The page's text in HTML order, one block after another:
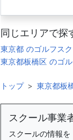
同じエリアで探
東京都 のゴルフス
東京都板橋区 のゴ
トップ 東京都板
スクール事業
スクールの情報